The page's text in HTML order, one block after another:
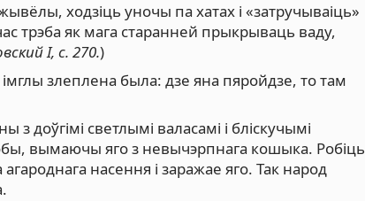
ходзіць уночы па хатах і «затручываіць»
трэба як мага старанней прыкрываць ваду,
I, с. 270.)
злеплена была: дзе яна пяройдзе, то там
доўгімі светлымі валасамі і бліскучымі
вымаючы яго з невычэрпнага кошыка. Робіць
насення і заражае яго. Так народ